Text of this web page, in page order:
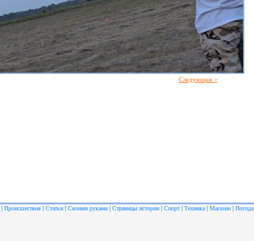
Следующая >
| Происшествия | Статьи | Своими руками | Страницы истории | Спорт| Техника | Магазин | Погода